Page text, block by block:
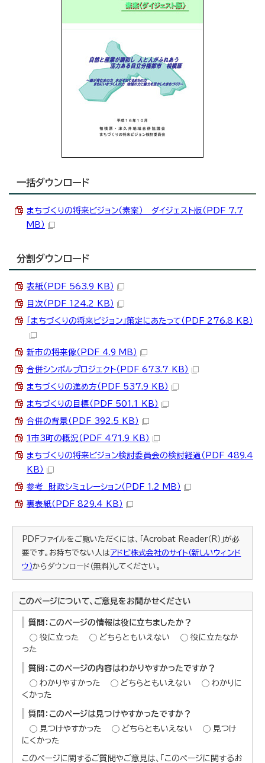
一括ダウンロード
まちづくりの将来ビジョン（素案） ダイジェスト版（PDF 7.7
MB）
分割ダウンロード
表紙（PDF 563.9 KB）
目次（PDF 124.2 KB）
「まちづくりの将来ビジョン」策定にあたって（PDF 276.8 KB）
新市の将来像（PDF 4.9 MB）
合併シンボルプロジェクト（PDF 673.7 KB）
まちづくりの進め方（PDF 537.9 KB）
まちづくりの目標（PDF 501.1 KB）
合併の背景（PDF 392.5 KB）
1市3町の概況（PDF 471.9 KB）
まちづくりの将来ビジョン検討委員会の検討経過（PDF 489.4
KB）
参考 財政シミュレーション（PDF 1.2 MB）
裏表紙（PDF 829.4 KB）
PDFファイルをご覧いただくには、「Acrobat Reader（R）」が必
要です。お持ちでない人はアドビ株式会社のサイト（新しいウィンド
ウ）からダウンロード（無料）してください。
このページについて、ご意見をお聞かせください
質問：このページの情報は役に立ちましたか？
役に立った
どちらともいえない
役に立たなか
った
質問：このページの内容はわかりやすかったですか？
わかりやすかった
どちらともいえない
わかりに
くかった
質問：このページは見つけやすかったですか？
見つけやすかった
どちらともいえない
見つけ
にくかった
このページに関するご質問やご意見は、「このページに関するお